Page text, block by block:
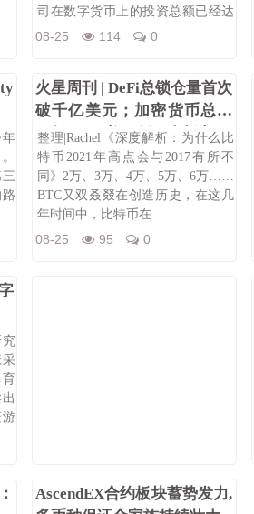
司在数字货币上的投资总额已经达
到
08-25 114 0
火星周刊 | DeFi总锁仓量首次
破千亿美元；加密货币总市
值超2万亿美元创历史新高
整理|Rachel《深度解析：为什么比
特币2021年高点会与2017有所不
同》2万、3万、4万、5万、6万……
BTC又双叒叕在创造历史，在这几
年时间中，比特币在
08-25 95 0
AscendEX合约板块蓄势发力,